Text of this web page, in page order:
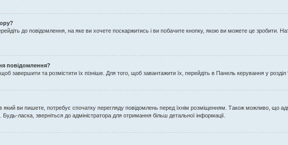
до повідомлення, на яке ви хочете поскаржитись і ви побачите кнопку, якою ви можете це зробити.
повідомлення?
завершити та розмістити їх пізніше. Для того, щоб завантажити їх, перейдіть в Панель керування у розділ
ви пишете, потребує спочатку перегляду повідомлень перед їхнім розміщенням. Також можливо, що
ласка, зверніться до адміністратора для отримання більш детальної інформації.